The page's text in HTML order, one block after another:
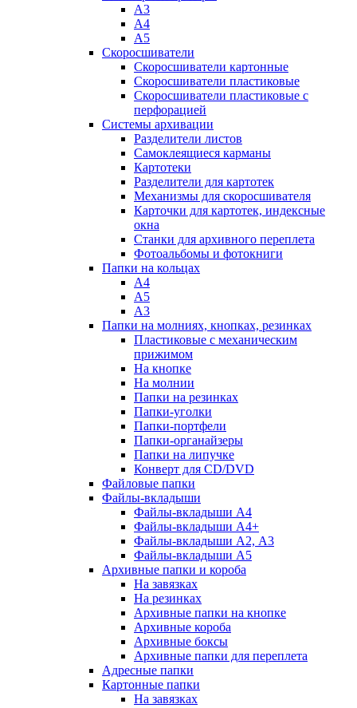
А3
А4
А5
Скоросшиватели
Скоросшиватели картонные
Скоросшиватели пластиковые
Скоросшиватели пластиковые с
перфорацией
Системы архивации
Разделители листов
Самоклеящиеся карманы
Картотеки
Разделители для картотек
Механизмы для скоросшивателя
Карточки для картотек, индексные
окна
Станки для архивного переплета
Фотоальбомы и фотокниги
Папки на кольцах
А4
А5
А3
Папки на молниях, кнопках, резинках
Пластиковые с механическим
прижимом
На кнопке
На молнии
Папки на резинках
Папки-уголки
Папки-портфели
Папки-органайзеры
Папки на липучке
Конверт для CD/DVD
Файловые папки
Файлы-вкладыши
Файлы-вкладыши А4
Файлы-вкладыши А4+
Файлы-вкладыши А2, А3
Файлы-вкладыши А5
Архивные папки и короба
На завязках
На резинках
Архивные папки на кнопке
Архивные короба
Архивные боксы
Архивные папки для переплета
Адресные папки
Картонные папки
На завязках